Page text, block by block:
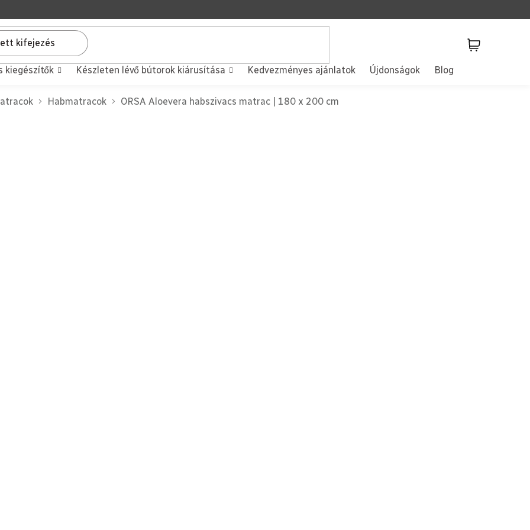
kiegészítők Készleten lévő bútorok kiárusítása Kedvezményes ajánlatok Újdonságok Blog
Habmatracok ORSA Aloevera habszivacs matrac | 180 x 200 cm